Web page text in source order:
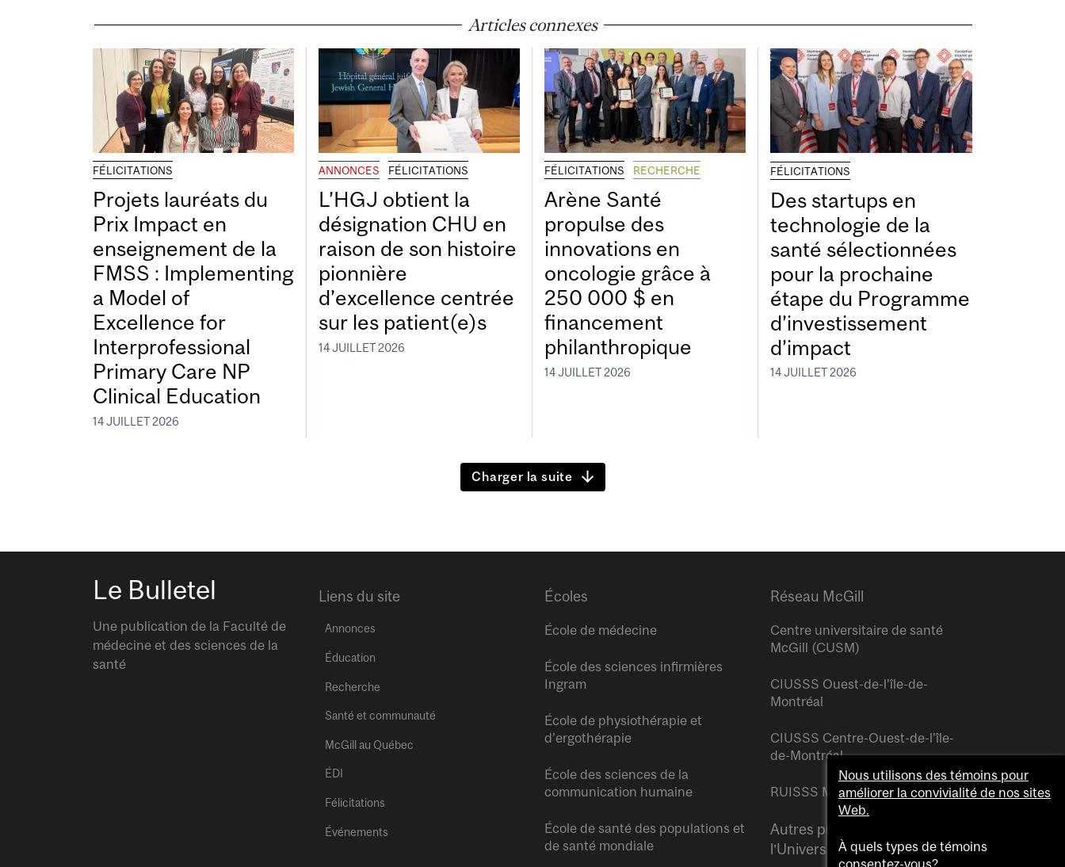
Articles connexes
FÉLICITATIONS
Projets lauréats du
Prix Impact en
enseignement de la
FMSS : Implementing
a Model of
Excellence for
Interprofessional
Primary Care NP
Clinical Education
14 JUILLET 2026
ANNONCES FÉLICITATIONS
L’HGJ obtient la
désignation CHU en
raison de son histoire
pionnière
d’excellence centrée
sur les patient(e)s
14 JUILLET 2026
FÉLICITATIONS RECHERCHE
Arène Santé
propulse des
innovations en
oncologie grâce à
250 000 $ en
financement
philanthropique
14 JUILLET 2026
FÉLICITATIONS
Des startups en
technologie de la
santé sélectionnées
pour la prochaine
étape du Programme
d’investissement
d’impact
14 JUILLET 2026
Charger la suite
Le Bulletel
Une publication de la Faculté de
médecine et des sciences de la
santé
Liens du site
Annonces
Éducation
Recherche
Santé et communauté
McGill au Québec
ÉDI
Félicitations
Événements
Écoles
École de médecine
École des sciences infirmières
Ingram
École de physiothérapie et
d’ergothérapie
École des sciences de la
communication humaine
École de santé des populations et
de santé mondiale
Réseau McGill
Centre universitaire de santé
McGill (CUSM)
CIUSSS Ouest-de-l’île-de-
Montréal
CIUSSS Centre-Ouest-de-l’île-
de-Montréal
RUISSS McGill
Autres publications de
l’Université McGill
Nous utilisons des témoins pour
améliorer la convivialité de nos sites
Web.
À quels types de témoins
consentez-vous?